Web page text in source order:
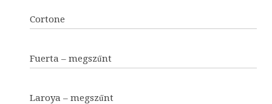
Cortone
Fuerta – megszűnt
Laroya – megszűnt